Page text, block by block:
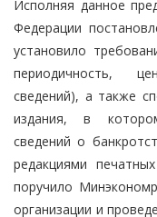
Исполняя данное
Федерации
установило
периодичность,
сведений), а также
издания, в
сведений о
редакциями
поручило
организации и